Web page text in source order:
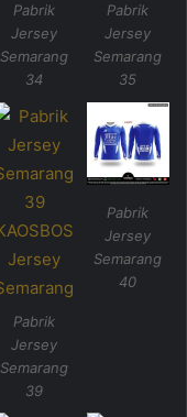
Pabrik
Jersey
Semarang
34
Pabrik
Jersey
Semarang
35
Pabrik
Jersey
Semarang
39
Pabrik
Jersey
Semarang
40